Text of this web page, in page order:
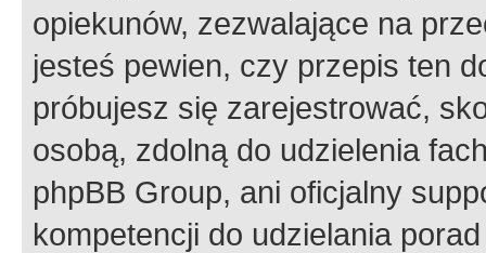
opiekunów, zezwalające na
jesteś pewien, czy przepis ten
próbujesz się zarejestrować,
osobą, zdolną do udzielenia
phpBB Group, ani oficjalny
kompetencji do udzielania